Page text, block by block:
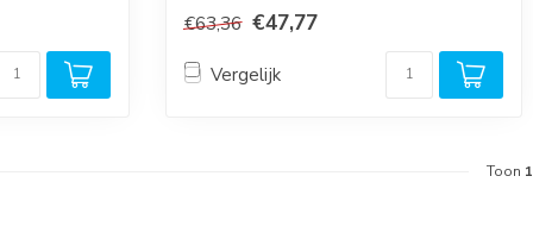
€63,36 €47,77
Vergelijk
Toon 1